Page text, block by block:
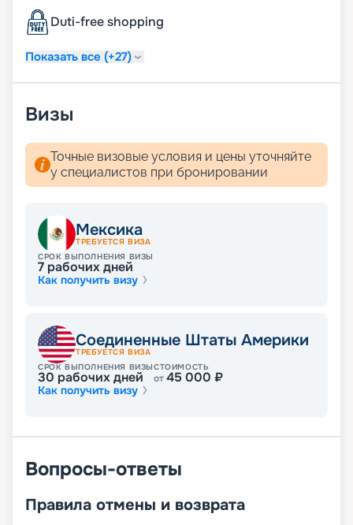
Duti-free shopping
Показать все (+27)
Визы
Точные визовые условия и цены уточняйте
у специалистов при бронировании
Мексика
ТРЕБУЕТСЯ ВИЗА
СРОК ВЫПОЛНЕНИЯ ВИЗЫ
7 рабочих дней
Как получить визу
Соединенные Штаты Америки
ТРЕБУЕТСЯ ВИЗА
СРОК ВЫПОЛНЕНИЯ ВИЗЫ
30 рабочих дней
СТОИМОСТЬ
от45 000 ₽
Как получить визу
Вопросы-ответы
Правила отмены и возврата